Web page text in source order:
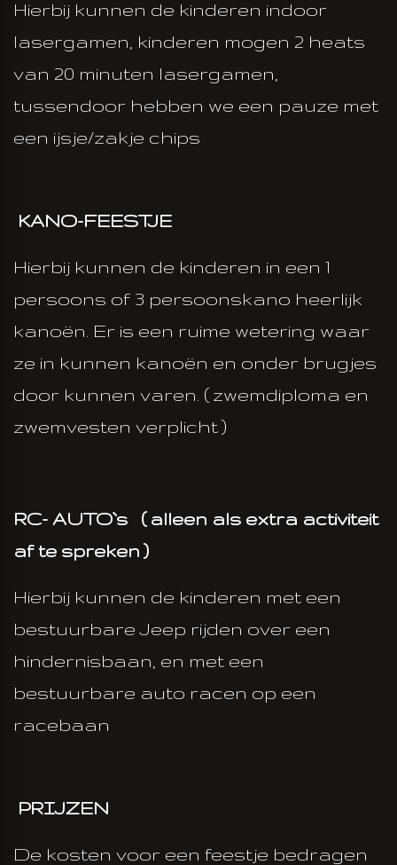
Hierbij kunnen de kinderen indoor
lasergamen, kinderen mogen 2 heats
van 20 minuten lasergamen,
tussendoor hebben we een pauze met
een ijsje/zakje chips
KANO-FEESTJE
Hierbij kunnen de kinderen in een 1
persoons of 3 persoonskano heerlijk
kanoën. Er is een ruime wetering waar
ze in kunnen kanoën en onder brugjes
door kunnen varen. ( zwemdiploma en
zwemvesten verplicht )
RC- AUTO`s ( alleen als extra activiteit
af te spreken )
Hierbij kunnen de kinderen met een
bestuurbare Jeep rijden over een
hindernisbaan, en met een
bestuurbare auto racen op een
racebaan
PRIJZEN
De kosten voor een feestje bedragen